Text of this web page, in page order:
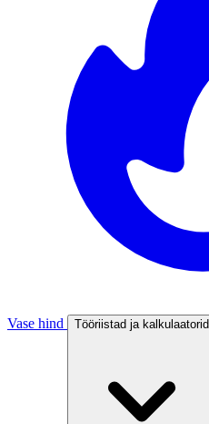
Vase hind Tööriistad ja kalkulaatorid